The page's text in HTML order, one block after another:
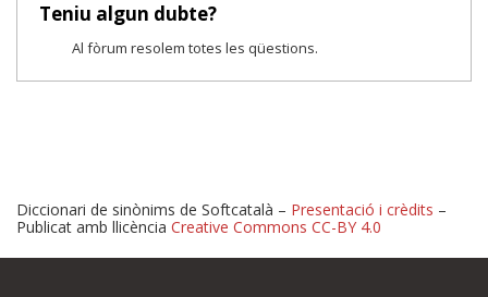
Teniu algun dubte?
Al fòrum resolem totes les qüestions.
Diccionari de sinònims de Softcatalà – Presentació i crèdits –
Publicat amb llicència Creative Commons CC-BY 4.0